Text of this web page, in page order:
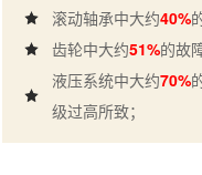
滚动轴承中大约40%
齿轮中大约51%的故
液压系统中大约70%
级过高所致；